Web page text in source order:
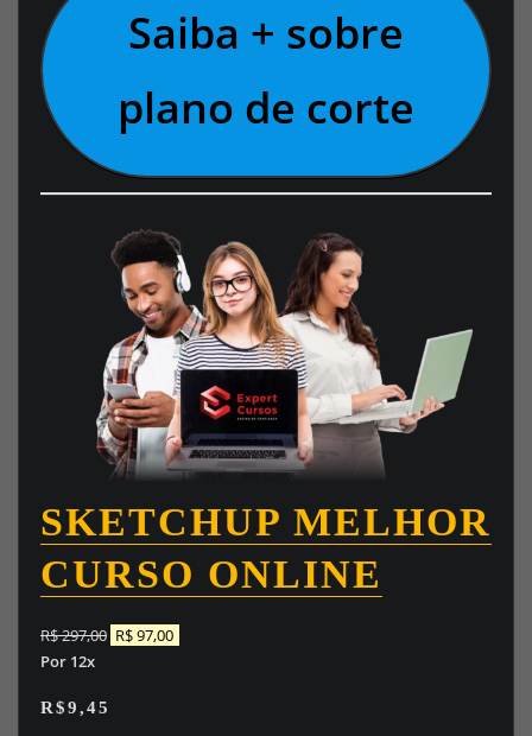
Saiba + sobre
plano de corte
SKETCHUP MELHOR
CURSO ONLINE
R$297,00 OR$97,00
Por 12x
R$9,45